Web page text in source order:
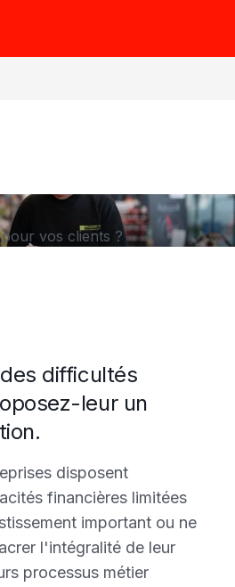
vos clients ?
difficultés
leur un
disposent
financières limitées
important ou ne
l'intégralité de leur
processus métier